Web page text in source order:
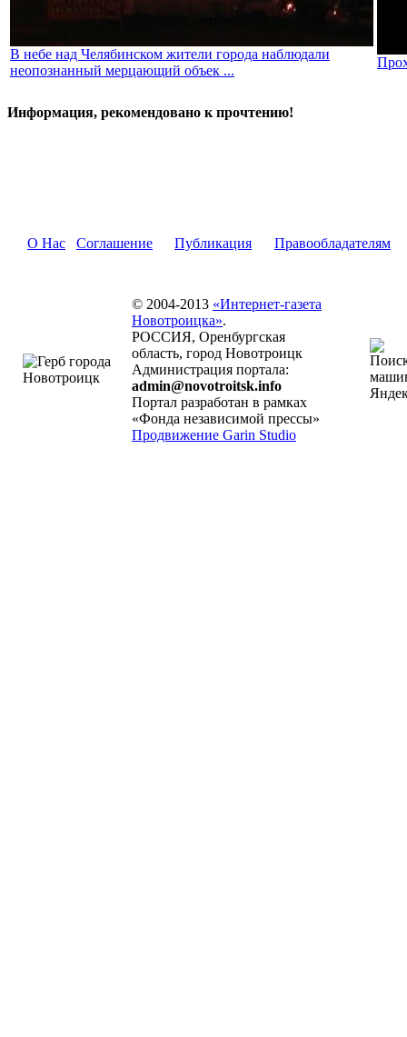
В небе над Челябинском жители города наблюдали
неопознанный мерцающий объек ...
Информация, рекомендовано к прочтению!
О Нас Соглашение Публикация Правообладателям
© 2004-2013 «Интернет-газета
Новотроицка».
РОССИЯ, Оренбургская
область, город Новотроицк
Администрация портала:
admin@novotroitsk.info
Портал разработан в рамках
«Фонда независимой прессы»
Продвижение Garin Studio